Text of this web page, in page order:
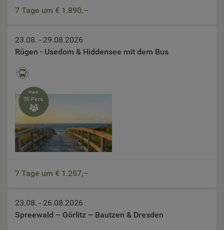
7 Tage um € 1.890,–
23.08. - 29.08.2026
Rügen - Usedom & Hiddensee mit dem Bus
max.
35 Pers.

7 Tage um € 1.257,–
23.08. - 26.08.2026
Spreewald – Görlitz – Bautzen & Dresden